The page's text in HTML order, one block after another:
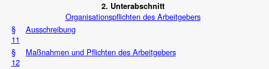
2. Unterabschnitt
Organisationspflichten des Arbeitgebers
§
11
Ausschreibung
§
12
Maßnahmen und Pflichten des Arbeitgebers